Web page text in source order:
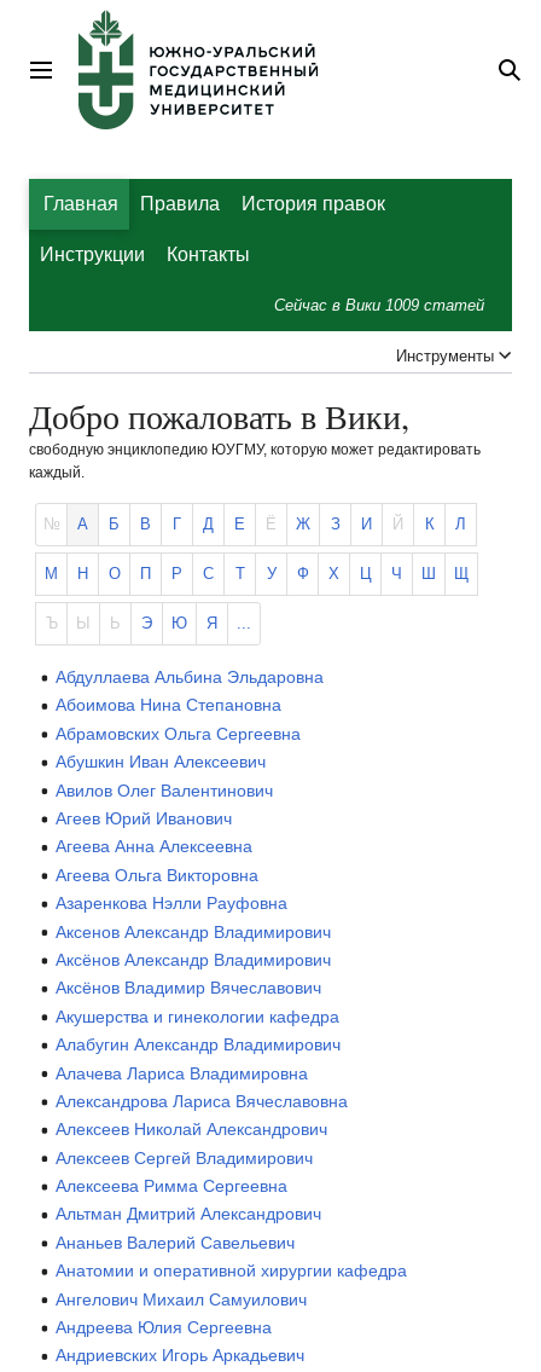
содержанию
Главное меню
Главная Правила История правок
Инструкции Контакты
Сейчас в Вики 1009 статей
Инструменты
Добро пожаловать в Вики,
свободную энциклопедию ЮУГМУ, которую может редактировать
каждый.
№ А Б В Д Е Ё Ж З И Й К Л
М Н О Р С У Ф Х Ц Ч Ш Щ
Ъ Ы Ь Э Ю Я ...
Абдуллаева Альбина Эльдаровна
Абоимова Нина Степановна
Абрамовских Ольга Сергеевна
Абушкин Иван Алексеевич
Авилов Олег Валентинович
Агеев Юрий Иванович
Агеева Анна Алексеевна
Агеева Ольга Викторовна
Азаренкова Нэлли Рауфовна
Аксенов Александр Владимирович
Аксёнов Александр Владимирович
Аксёнов Владимир Вячеславович
Акушерства и гинекологии кафедра
Алабугин Александр Владимирович
Алачева Лариса Владимировна
Александрова Лариса Вячеславовна
Алексеев Николай Александрович
Алексеев Сергей Владимирович
Алексеева Римма Сергеевна
Альтман Дмитрий Александрович
Ананьев Валерий Савельевич
Анатомии и оперативной хирургии кафедра
Ангелович Михаил Самуилович
Андреева Юлия Сергеевна
Андриевских Игорь Аркадьевич